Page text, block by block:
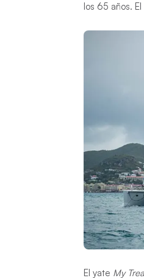
los 65 años.
El yate My